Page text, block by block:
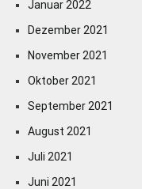
Januar 2022
Dezember 2021
November 2021
Oktober 2021
September 2021
August 2021
Juli 2021
Juni 2021